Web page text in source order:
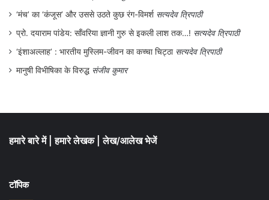
‘मंच’ का ‘कंजूस’ और उससे उठते कुछ रंग-विमर्श सत्यदेव त्रिपाठी
प्रो. दयाराम पांडेय: साँवरिया ज्ञानी गुरु से इकली लाश तक…! सत्यदेव त्रिपाठी
‘इंशाअल्लाह’ : भारतीय मुस्लिम-जीवन का कच्चा चिट्ठा सत्यदेव त्रिपाठी
मानुषी विभीषिका के विरुद्ध संजीव कुमार
हमारे बारे में हमारे लेखक लेख/आलेख भेजें
टॉपिक